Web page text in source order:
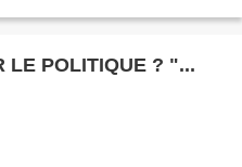
LE POLITIQUE ? "...